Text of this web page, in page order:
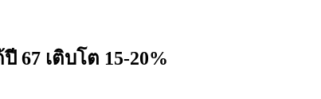
67 เติบโต 15-20%